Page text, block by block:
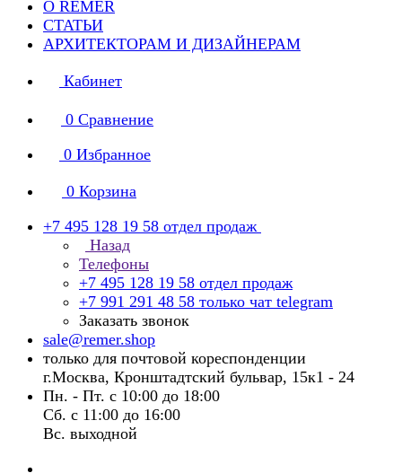
О REMER
СТАТЬИ
АРХИТЕКТОРАМ И ДИЗАЙНЕРАМ
Кабинет
0 Сравнение
0 Избранное
0 Корзина
+7 495 128 19 58 отдел продаж
Назад
Телефоны
+7 495 128 19 58 отдел продаж
+7 991 291 48 58 только чат telegram
Заказать звонок
sale@remer.shop
только для почтовой кореспонденции
г.Москва, Кронштадтский бульвар, 15к1 - 24
Пн. - Пт. с 10:00 до 18:00
Сб. с 11:00 до 16:00
Вс. выходной